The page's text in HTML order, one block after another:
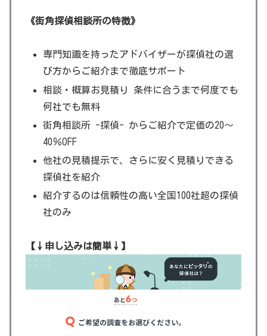
《街角探偵相談所の特徴》
専門知識を持ったアドバイザーが探偵社の選
び方からご紹介まで徹底サポート
相談・概算お見積り 条件に合うまで何度でも
何社でも無料
街角相談所 -探偵- からご紹介で定価の20～
40％OFF
他社の見積提示で、さらに安く見積りできる
探偵社を紹介
紹介するのは信頼性の高い全国100社超の探偵
社のみ
【↓申し込みは簡単↓】